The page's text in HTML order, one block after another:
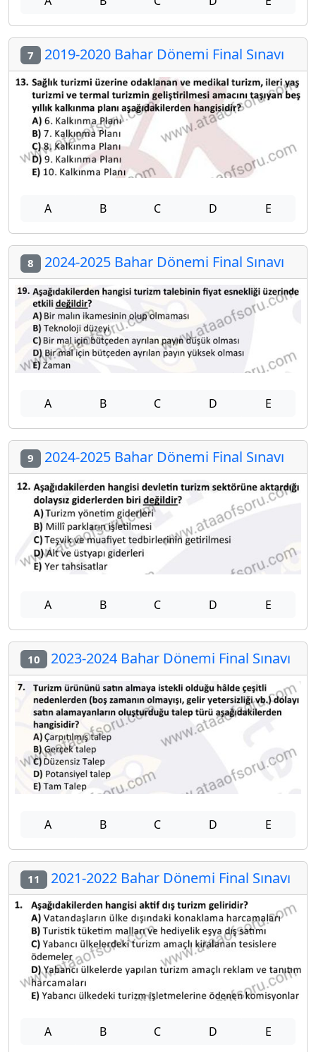
7 2019-2020 Bahar Dönemi Final Sınavı
A B C D E
8 2024-2025 Bahar Dönemi Final Sınavı
A B C D E
9 2024-2025 Bahar Dönemi Final Sınavı
A B C D E
10 2023-2024 Bahar Dönemi Final Sınavı
A B C D E
11 2021-2022 Bahar Dönemi Final Sınavı
A B C D E